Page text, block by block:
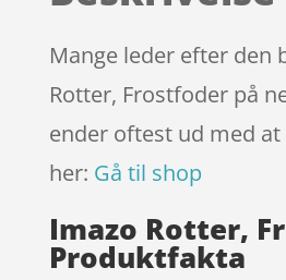
mmelser
Mange leder efter den
Rotter, Frostfoder på
ender oftest ud med
her: Gå til shop
Imazo Rotter,
Produktfakta